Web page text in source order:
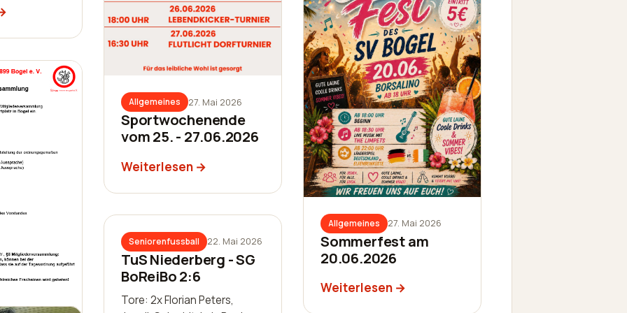
Luca
Allgemeines 27. Mai 2026
Sportwochenende
vom 25. - 27.06.2026
Weiterlesen
Allgemeines 27. Mai 2026
Sommerfest am
20.06.2026
Weiterlesen
Seniorenfussball 22. Mai 2026
TuS Niederberg - SG
BoReiBo 2:6
Tore: 2x Florian Peters,